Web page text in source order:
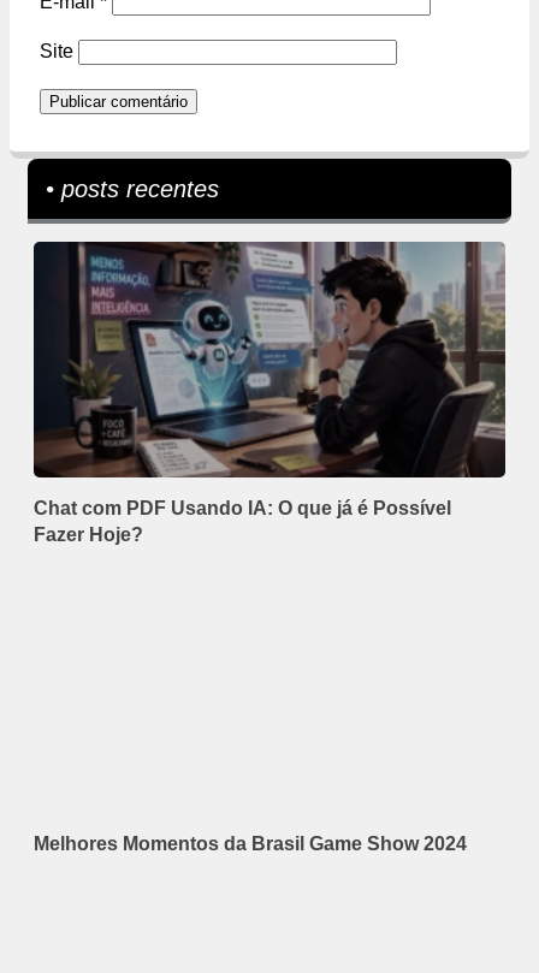
Site
• posts recentes
Chat com PDF Usando IA: O que já é Possível
Fazer Hoje?
Melhores Momentos da Brasil Game Show 2024